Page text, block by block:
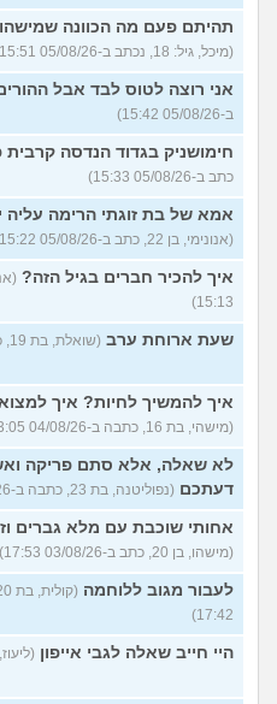
אילו יחידות טכנולוגיות יש?
(אנונימי, בן 17)
החיים בתור סטודנט לרפואה
(אנונימי, בן 20)
הנדסת בניין באריאל או סמי
(יותם, בן 23)
אני מרגישה ממש תקועה, איך
להתמודד? (מאיה, בת 23)
עוד שאלות
תהיתם פעם מה הכוונה
(מיכל, גיל: 18, נכתב ב-05/08/26 15:51)
אני רוצה לטוס לבד אבל
ב-05/08/26 15:42)
חימושניק בגדוד הנדסה קרבית
כתב ב-05/08/26 15:33)
אמא של בת זוגתי הרימה
(אנונימי, בן 22, כתב ב-05/08/26 15:22)
איך להכיר חברים בגיל הזה?
15:13)
שעת ארוחת ערב (שואלת, בת 19, כתבה ב-04/08/26 13:14)
איך להמשיך לחיות? איך
(מישהי, בת 16, כתבה ב-04/08/26 13:05)
לא שאלה, אלא סתם פריקה
דעתכם (נפוליטנה, בת 23, כתבה ב-03/08/26 18:04)
אחותי שוכבת עם מלא גברים
(מישהו, בן 20, כתב ב-03/08/26 17:53)
לעבור מגוב ללוחמה
17:42)
היי חייב שאלה לגבי אייפון (ליעוז, בן 28, כתב ב-